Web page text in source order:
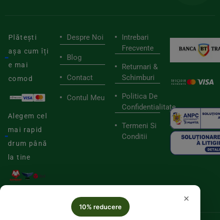
Plătești
așa cum îți
e mai
comod
Alegem cel
mai rapid
drum până
la tine
Despre Noi
Blog
Contact
Contul Meu
Intrebari
Frecvente
Returnari &
Schimburi
Politica De
Confidentialitate
Termeni Si
Conditii
×
10% reducere